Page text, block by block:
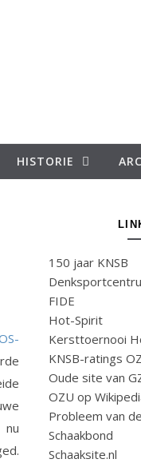
HISTORIE
nu
150 jaar KNSB
FIDE
Hot-Spirit
Kersttoernooi
KNSB-ratings
Oude site van
OZU op
Probleem van
Schaakbond
Schaaksite.nl